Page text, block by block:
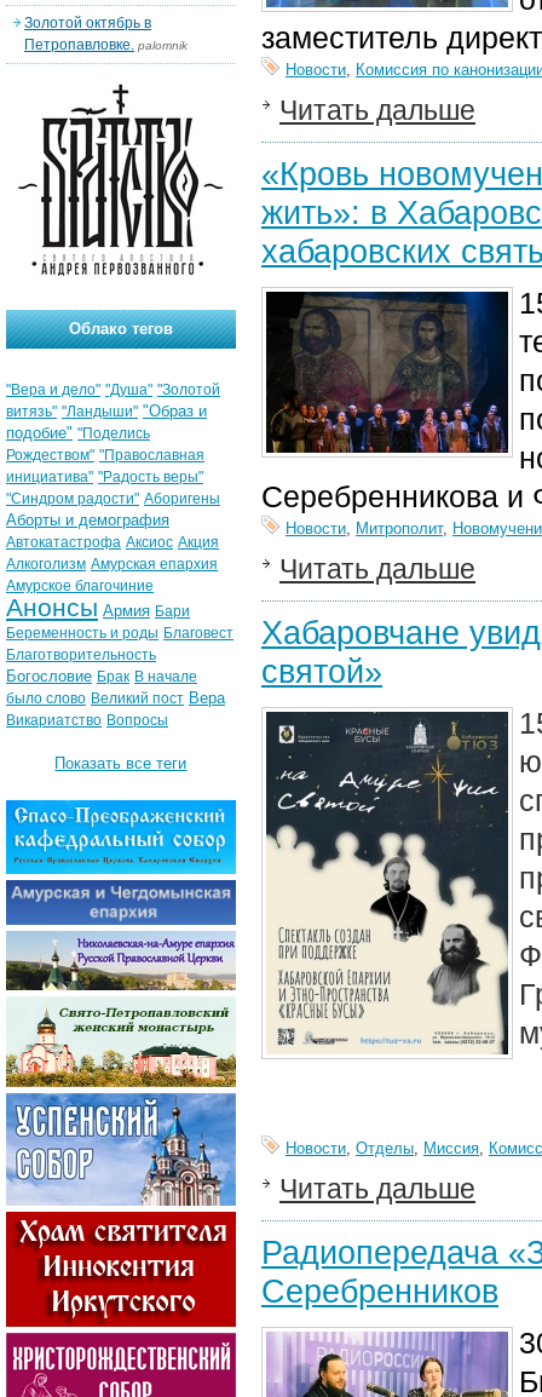
заместитель
Новости, Комиссия по
Читать дальше
«Кровь
жить»: в
хабаровских
Серебренникова и
Новости, Митрополит,
Читать дальше
Хабаровчане
святой»
Новости, Отделы, Миссия,
Читать дальше
Радиопередача
Серебренников
Золотой октябрь в
Петропавловке. palomnik
Облако тегов
"Вера и дело" "Душа" "Золотой
витязь" "Ландыши" "Образ и
подобие" "Поделись
Рождеством" "Православная
инициатива" "Радость веры"
"Синдром радости" Аборигены
Аборты и демография
Автокатастрофа Аксиос Акция
Алкоголизм Амурская епархия
Амурское благочиние
Анонсы Армия Бари
Беременность и роды Благовест
Благотворительность
Богословие Брак В начале
было слово Великий пост Вера
Викариатство Вопросы
Показать все теги